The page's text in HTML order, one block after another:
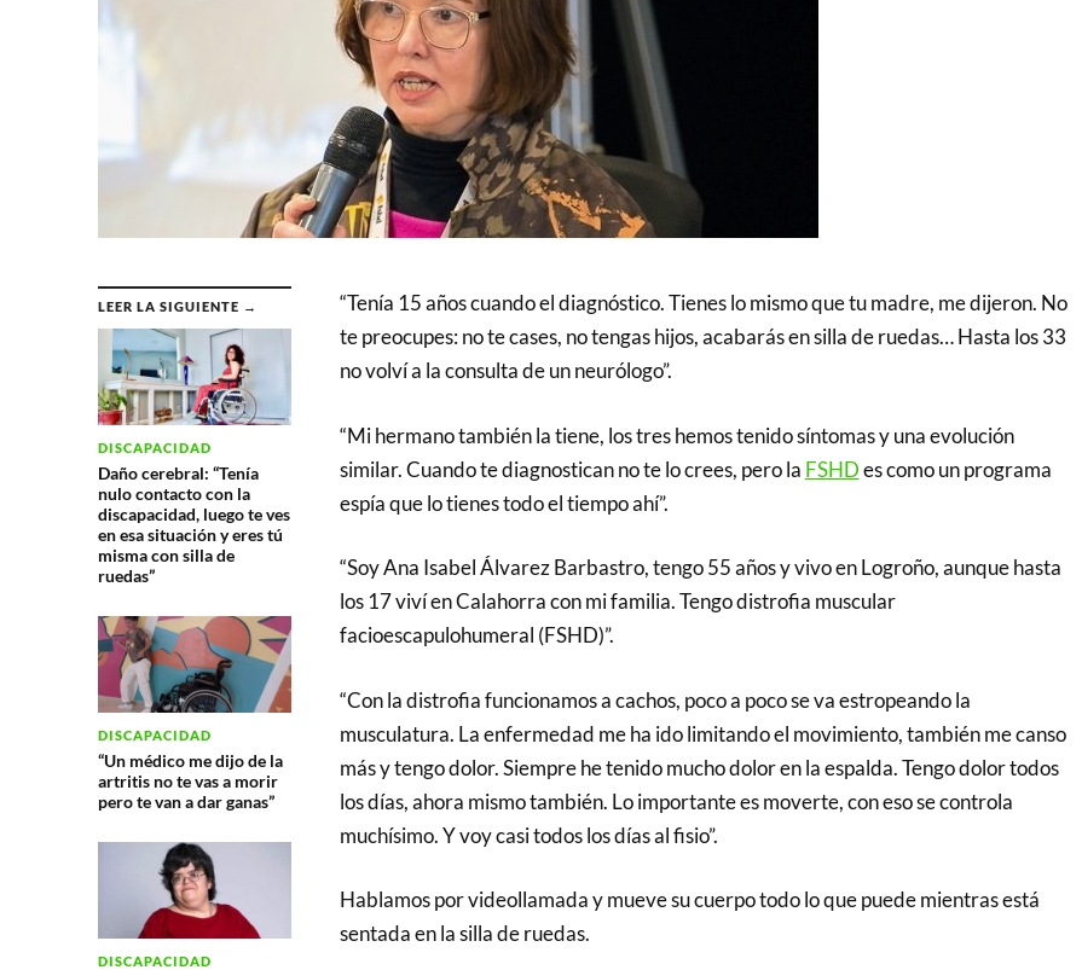
LEER LA SIGUIENTE →
DISCAPACIDAD
Daño cerebral: “Tenía
nulo contacto con la
discapacidad, luego te ves
en esa situación y eres tú
misma con silla de
ruedas”
DISCAPACIDAD
“Un médico me dijo de la
artritis no te vas a morir
pero te van a dar ganas”
DISCAPACIDAD
“Tenía 15 años cuando el diagnóstico. Tienes lo mismo que tu madre, me dijeron. No
te preocupes: no te cases, no tengas hijos, acabarás en silla de ruedas… Hasta los 33
no volví a la consulta de un neurólogo”.
“Mi hermano también la tiene, los tres hemos tenido síntomas y una evolución
similar. Cuando te diagnostican no te lo crees, pero la FSHDes como un programa
espía que lo tienes todo el tiempo ahí”.
“Soy Ana Isabel Álvarez Barbastro, tengo 55 años y vivo en Logroño, aunque hasta
los 17 viví en Calahorra con mi familia. Tengo distrofia muscular
facioescapulohumeral (FSHD)”.
“Con la distrofia funcionamos a cachos, poco a poco se va estropeando la
musculatura. La enfermedad me ha ido limitando el movimiento, también me canso
más y tengo dolor. Siempre he tenido mucho dolor en la espalda. Tengo dolor todos
los días, ahora mismo también. Lo importante es moverte, con eso se controla
muchísimo. Y voy casi todos los días al fisio”.
Hablamos por videollamada y mueve su cuerpo todo lo que puede mientras está
sentada en la silla de ruedas.